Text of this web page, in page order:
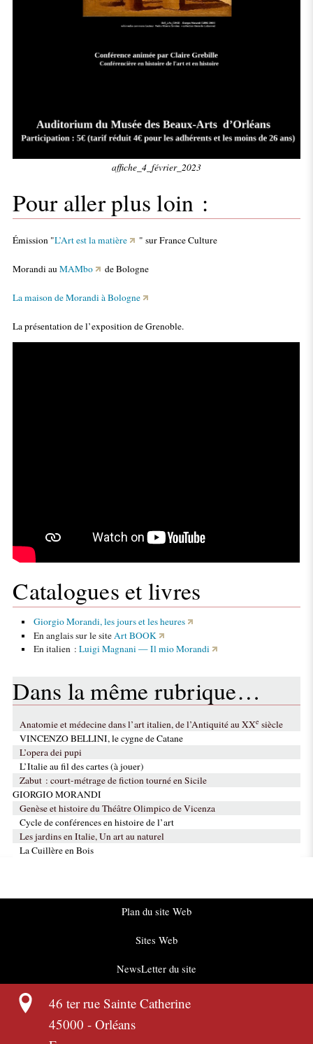
affiche_4_février_2023
Pour aller plus loin :
Émission "L’Art est la matière " sur France Culture
Morandi auMAMbo de Bologne
La maison de Morandi à Bologne
La présentation de l’exposition de Grenoble.
Catalogues et livres
Giorgio Morandi, les jours et les heures
En anglais sur le site Art BOOK
En italien : Luigi Magnani — Il mio Morandi
Dans la même rubrique…
Anatomie et médecine dans l’art italien, de l’Antiquité au XXe siècle
VINCENZO BELLINI, le cygne de Catane
L’opera dei pupi
L’Italie au fil des cartes (à jouer)
Zabut : court-métrage de fiction tourné en Sicile
GIORGIO MORANDI
Genèse et histoire du Théâtre Olimpico de Vicenza
Cycle de conférences en histoire de l’art
Les jardins en Italie, Un art au naturel
La Cuillère en Bois
Plan du site Web
Sites Web
NewsLetter du site
46 ter rue Sainte Catherine
45000 - Orléans